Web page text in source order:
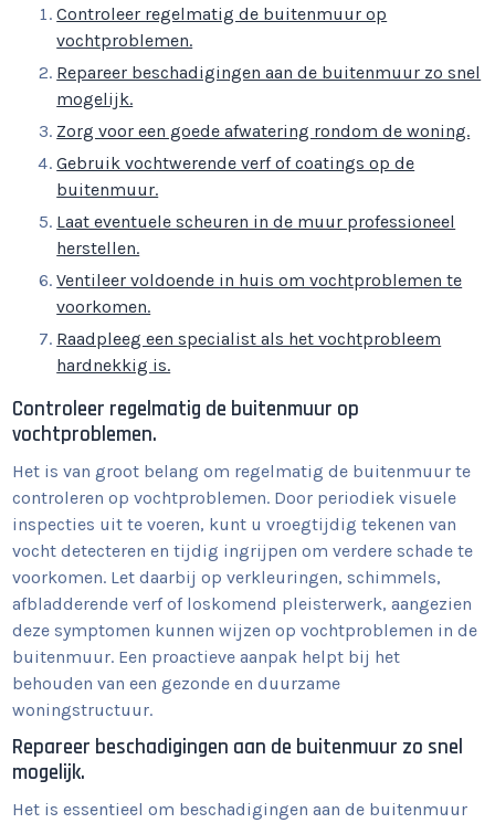
Controleer regelmatig de buitenmuur op
vochtproblemen.
Repareer beschadigingen aan de buitenmuur zo snel
mogelijk.
Zorg voor een goede afwatering rondom de woning.
Gebruik vochtwerende verf of coatings op de
buitenmuur.
Laat eventuele scheuren in de muur professioneel
herstellen.
Ventileer voldoende in huis om vochtproblemen te
voorkomen.
Raadpleeg een specialist als het vochtprobleem
hardnekkig is.
Controleer regelmatig de buitenmuur op
vochtproblemen.
Het is van groot belang om regelmatig de buitenmuur te
controleren op vochtproblemen. Door periodiek visuele
inspecties uit te voeren, kunt u vroegtijdig tekenen van
vocht detecteren en tijdig ingrijpen om verdere schade te
voorkomen. Let daarbij op verkleuringen, schimmels,
afbladderende verf of loskomend pleisterwerk, aangezien
deze symptomen kunnen wijzen op vochtproblemen in de
buitenmuur. Een proactieve aanpak helpt bij het
behouden van een gezonde en duurzame
woningstructuur.
Repareer beschadigingen aan de buitenmuur zo snel
mogelijk.
Het is essentieel om beschadigingen aan de buitenmuur